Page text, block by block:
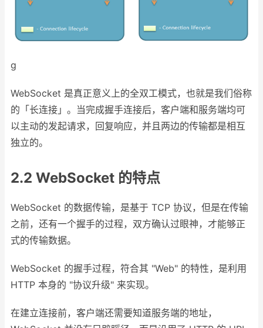
g
WebSocket 是真正意义上的全双工模式，也就是我们俗称
的「长连接」。当完成握手连接后，客户端和服务端均可
以主动的发起请求，回复响应，并且两边的传输都是相互
独立的。
2.2 WebSocket 的特点
WebSocket 的数据传输，是基于 TCP 协议，但是在传输
之前，还有一个握手的过程，双方确认过眼神，才能够正
式的传输数据。
WebSocket 的握手过程，符合其 "Web" 的特性，是利用
HTTP 本身的 "协议升级" 来实现。
在建立连接前，客户端还需要知道服务端的地址，